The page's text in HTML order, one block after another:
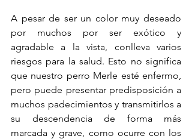
A pesar de ser un color muy deseado
por muchos por ser exótico y
agradable a la vista, conlleva varios
riesgos para la salud. Esto no significa
que nuestro perro Merle esté enfermo,
pero puede presentar predisposición a
muchos padecimientos y transmitirlos a
su descendencia de forma más
marcada y grave, como ocurre con los